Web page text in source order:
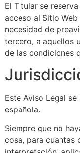
El Titular se
acceso al Sitio
necesidad de
tercero, a aquellos
de las condiciones
Este Aviso Legal
española.
Siempre que no
cosa, para cuantas